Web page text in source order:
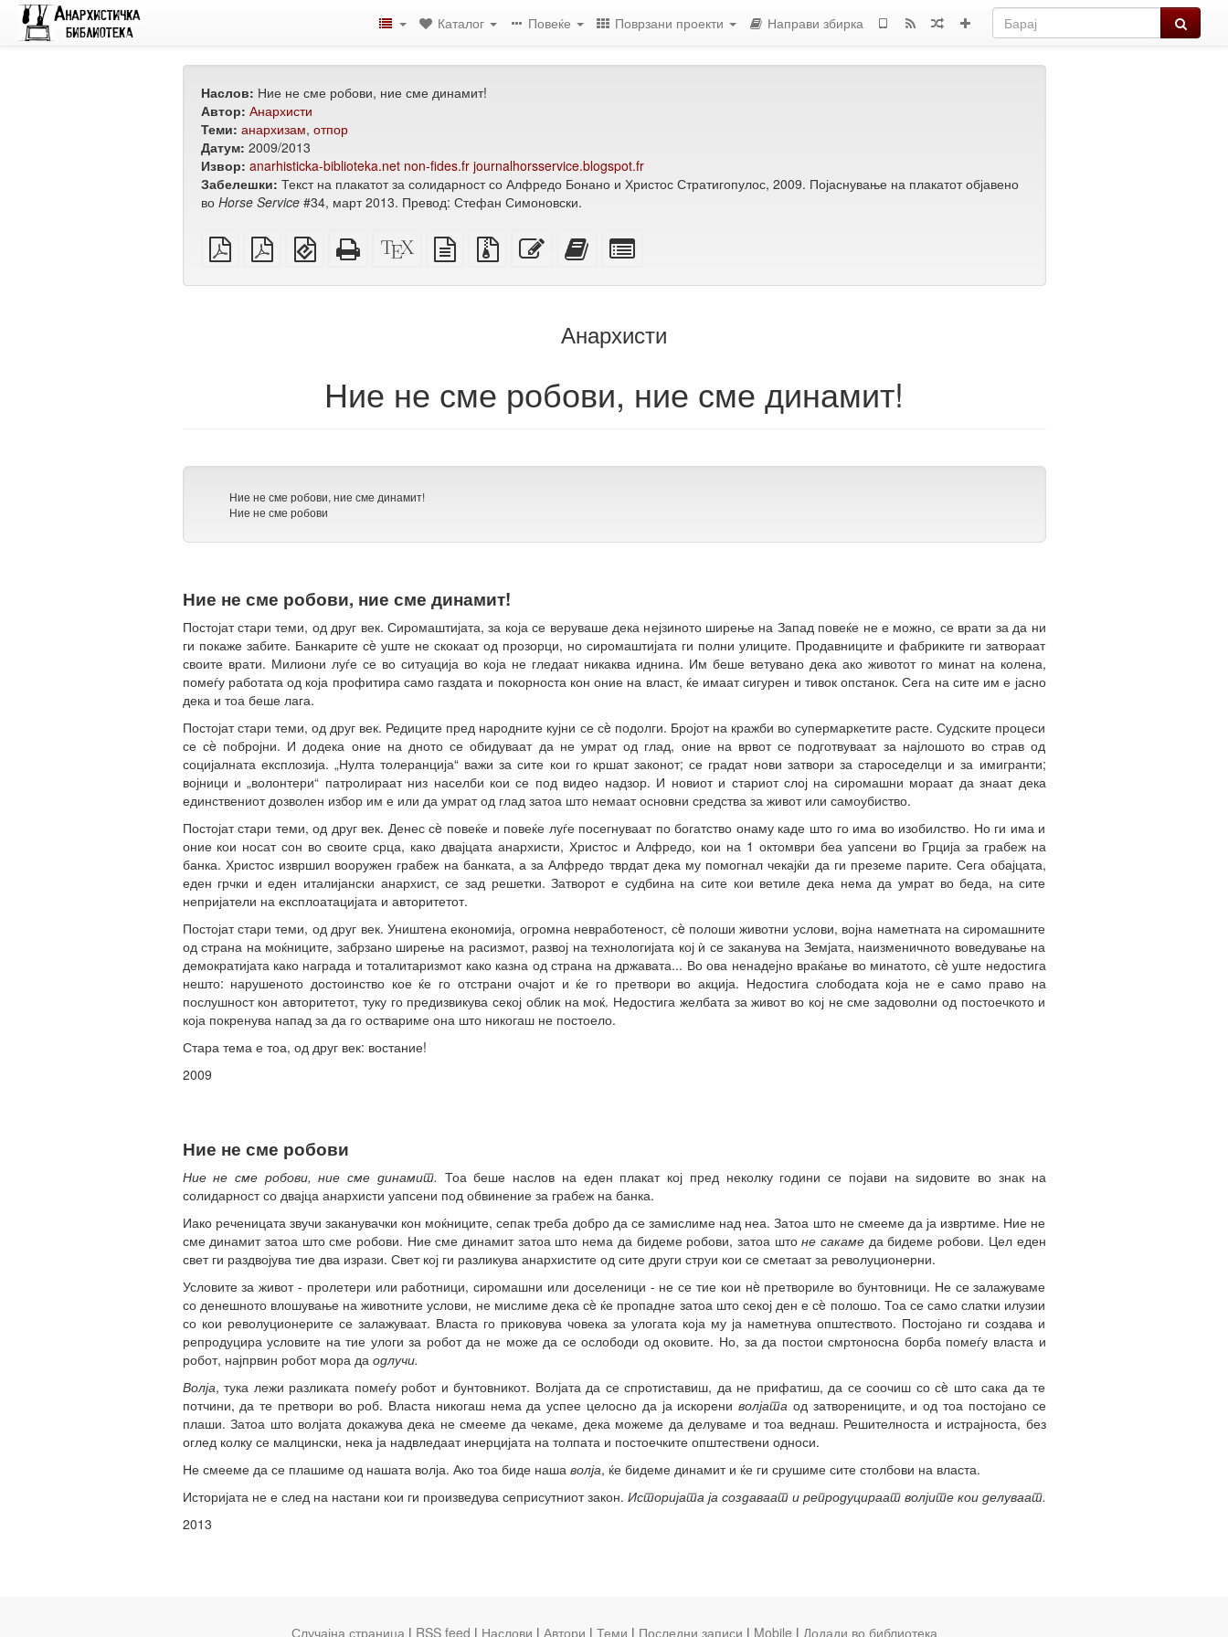
Барај
Каталог Повеќе Поврзани проекти Направи збирка
Наслов: Ние не сме робови, ние сме динамит!
Автор: Анархисти
Теми: анархизам, отпор
Датум: 2009/2013
Извор: anarhisticka-biblioteka.net non-fides.fr journalhorsservice.blogspot.fr
Забелешки: Текст на плакатот за солидарност со Алфредо Бонано и Христос Стратигопулос, 2009. Појаснување на плакатот објавено
во Horse Service#34, март 2013. Превод: Стефан Симоновски.
обичен
PDF
А4
PDF
EPUB
(за
Целосен
HTML
XeLaTeX
извор
изворот
Изворни
датотеки
Уреди
Додади
збирката
Анархисти
Ние не сме робови, ние сме динамит!
Ние не сме робови, ние сме динамит!
Ние не сме робови
Ние не сме робови, ние сме динамит!
Постојат стари теми, од друг век. Сиромаштијата, за која се веруваше дека нејзиното ширење на Запад повеќе не е можно, се врати за да ни
ги покаже забите. Банкарите сè уште не скокаат од прозорци, но сиромаштијата ги полни улиците. Продавниците и фабриките ги затвораат
своите врати. Милиони луѓе се во ситуација во која не гледаат никаква иднина. Им беше ветувано дека ако животот го минат на колена,
помеѓу работата од која профитира само газдата и покорноста кон оние на власт, ќе имаат сигурен и тивок опстанок. Сега на сите им е јасно
дека и тоа беше лага.
Постојат стари теми, од друг век. Редиците пред народните кујни се сè подолги. Бројот на кражби во супермаркетите расте. Судските процеси
се сè побројни. И додека оние на дното се обидуваат да не умрат од глад, оние на врвот се подготвуваат за најлошото во страв од
социјалната експлозија. „Нулта толеранција“ важи за сите кои го кршат законот; се градат нови затвори за староседелци и за имигранти;
војници и „волонтери“ патролираат низ населби кои се под видео надзор. И новиот и стариот слој на сиромашни мораат да знаат дека
единствениот дозволен избор им е или да умрат од глад затоа што немаат основни средства за живот или самоубиство.
Постојат стари теми, од друг век. Денес сè повеќе и повеќе луѓе посегнуваат по богатство онаму каде што го има во изобилство. Но ги има и
оние кои носат сон во своите срца, како двајцата анархисти, Христос и Алфредо, кои на 1 октомври беа уапсени во Грција за грабеж на
банка. Христос извршил вооружен грабеж на банката, а за Алфредо тврдат дека му помогнал чекајќи да ги преземе парите. Сега обајцата,
еден грчки и еден италијански анархист, се зад решетки. Затворот е судбина на сите кои ветиле дека нема да умрат во беда, на сите
непријатели на експлоатацијата и авторитетот.
Постојат стари теми, од друг век. Уништена економија, огромна невработеност, сè полоши животни услови, војна наметната на сиромашните
од страна на моќниците, забрзано ширење на расизмот, развој на технологијата кој ѝ се заканува на Земјата, наизменичното воведување на
демократијата како награда и тоталитаризмот како казна од страна на државата... Во ова ненадејно враќање во минатото, сè уште недостига
нешто: нарушеното достоинство кое ќе го отстрани очајот и ќе го претвори во акција. Недостига слободата која не е само право на
послушност кон авторитетот, туку го предизвикува секој облик на моќ. Недостига желбата за живот во кој не сме задоволни од постоечкото и
која покренува напад за да го оствариме она што никогаш не постоело.
Стара тема е тоа, од друг век: востание!
2009
Ние не сме робови
Ние не сме робови, ние сме динамит. Тоа беше наслов на еден плакат кој пред неколку години се појави на ѕидовите во знак на
солидарност со двајца анархисти уапсени под обвинение за грабеж на банка.
Иако реченицата звучи заканувачки кон моќниците, сепак треба добро да се замислиме над неа. Затоа што не смееме да ја извртиме. Ние не
сме динамит затоа што сме робови. Ние сме динамит затоа што нема да бидеме робови, затоа штоне сакаме да бидеме робови. Цел еден
свет ги раздвојува тие два изрази. Свет кој ги разликува анархистите од сите други струи кои се сметаат за револуционерни.
Условите за живот - пролетери или работници, сиромашни или доселеници - не се тие кои нè претвориле во бунтовници. Не се залажуваме
со денешното влошување на животните услови, не мислиме дека сè ќе пропадне затоа што секој ден е сè полошо. Тоа се само слатки илузии
со кои револуционерите се залажуваат. Власта го приковува човека за улогата која му ја наметнува општеството. Постојано ги создава и
репродуцира условите на тие улоги за робот да не може да се ослободи од оковите. Но, за да постои смртоносна борба помеѓу власта и
робот, најпрвин робот мора да одлучи.
Волја, тука лежи разликата помеѓу робот и бунтовникот. Волјата да се спротиставиш, да не прифатиш, да се соочиш со сè што сака да те
потчини, да те претвори во роб. Власта никогаш нема да успее целосно да ја искорениволјата од затворениците, и од тоа постојано се
плаши. Затоа што волјата докажува дека не смееме да чекаме, дека можеме да делуваме и тоа веднаш. Решителноста и истрајноста, без
оглед колку се малцински, нека ја надвледаат инерцијата на толпата и постоечките општествени односи.
Не смееме да се плашиме од нашата волја. Ако тоа биде наша волја, ќе бидеме динамит и ќе ги срушиме сите столбови на власта.
Историјата не е след на настани кои ги произведува сеприсутниот закон. Историјата ја создаваат и репродуцираат волјите кои делуваат.
2013
Случајна страница | RSS feed | Наслови | Автори | Теми | Последни записи | Mobile | Додади во библиотека